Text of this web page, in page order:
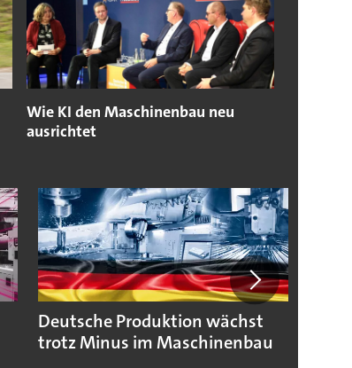
Wie KI den Maschinenbau neu
ausrichtet
Deutsche Produktion wächst
trotz Minus im Maschinenbau